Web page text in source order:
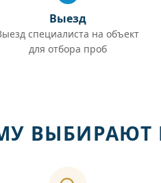
Выезд
специалиста на объект
для отбора проб
ВЫБИРАЮТ